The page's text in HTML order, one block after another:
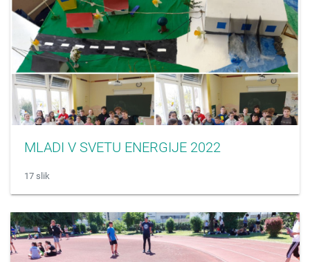
MLADI V SVETU ENERGIJE 2022
17 slik